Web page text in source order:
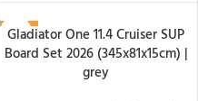
-13%
NACHBESTELLT!
Gladiator One 11.4 Cruiser SUP
Board Set 2026 (345x81x15cm) |
grey